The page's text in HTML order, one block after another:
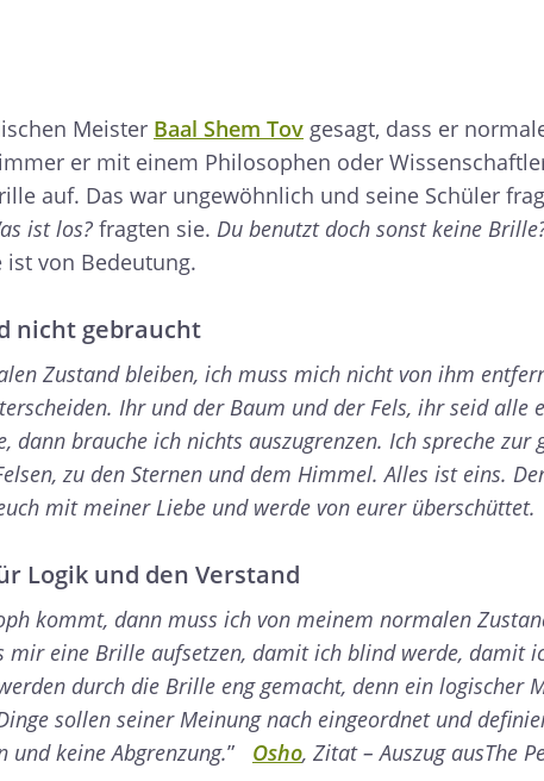
Meister Baal Shem Tov gesagt, dass er
er mit einem Philosophen oder
auf. Das war ungewöhnlich und seine Schüler
ist los? fragten sie. Du benutzt doch sonst keine
von Bedeutung.
nicht gebraucht
Zustand bleiben, ich muss mich nicht von ihm
Ihr und der Baum und der Fels, ihr seid alle
dann brauche ich nichts auszugrenzen. Ich spreche zur
zu den Sternen und dem Himmel. Alles ist eins.
mit meiner Liebe und werde von eurer überschüttet.
Logik und den Verstand
kommt, dann muss ich von meinem normalen
mir eine Brille aufsetzen, damit ich blind werde, damit
durch die Brille eng gemacht, denn ein logischer
sollen seiner Meinung nach eingeordnet und
keine Abgrenzung.” Osho, Zitat – Auszug ausThe